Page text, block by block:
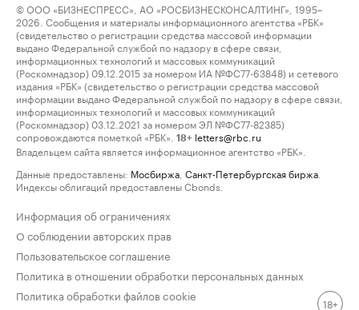
© ООО «БИЗНЕСПРЕСС», АО «РОСБИЗНЕСКОНСАЛТИНГ», 1995–
2026. Сообщения и материалы информационного агентства «РБК»
(свидетельство о регистрации средства массовой информации
выдано Федеральной службой по надзору в сфере связи,
информационных технологий и массовых коммуникаций
(Роскомнадзор) 09.12.2015 за номером ИА №ФС77-63848) и сетевого
издания «РБК» (свидетельство о регистрации средства массовой
информации выдано Федеральной службой по надзору в сфере связи,
информационных технологий и массовых коммуникаций
(Роскомнадзор) 03.12.2021 за номером ЭЛ №ФС77-82385)
сопровождаются пометкой «РБК».
18+ letters@rbc.ru
Владельцем сайта является информационное агентство «РБК».
Данные предоставлены: Мосбиржа Санкт-Петербургская биржа
Индексы облигаций предоставлены Cbonds.
Информация об ограничениях
О соблюдении авторских прав
Пользовательское соглашение
Политика в отношении обработки персональных данных
Политика обработки файлов cookie
18+